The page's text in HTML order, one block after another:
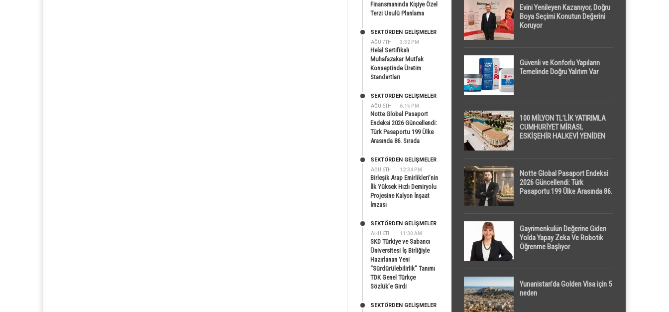
Finansmanında Kişiye Özel
Terzi Usulü Planlama
AĞU 7TH 3:32 PM
SEKTÖRDEN GELIŞMELER
Helal Sertifikalı
Muhafazakar Mutfak
Konseptinde Üretim
Standartları
AĞU 6TH 6:15 PM
SEKTÖRDEN GELIŞMELER
Notte Global Pasaport
Endeksi 2026 Güncellendi:
Türk Pasaportu 199 Ülke
Arasında 86. Sırada
AĞU 6TH 12:34 PM
SEKTÖRDEN GELIŞMELER
Birleşik Arap Emirlikleri’nin
İlk Yüksek Hızlı Demiryolu
Projesine Kalyon İnşaat
İmzası
AĞU 6TH 11:30 AM
SEKTÖRDEN GELIŞMELER
SKD Türkiye ve Sabancı
Üniversitesi İş Birliğiyle
Hazırlanan Yeni
“Sürdürülebilirlik” Tanımı
TDK Genel Türkçe
Sözlük’e Girdi
SEKTÖRDEN GELIŞMELER
Evini Yenileyen Kazanıyor, Doğru
Boya Seçimi Konutun Değerini
Koruyor
Güvenli ve Konforlu Yapıların
Temelinde Doğru Yalıtım Var
100 MİLYON TL’LİK YATIRIMLA
CUMHURİYET MİRASI,
ESKİŞEHİR HALKEVİ YENİDEN
Notte Global Pasaport Endeksi
2026 Güncellendi: Türk
Pasaportu 199 Ülke Arasında 86.
Gayrimenkulün Değerine Giden
Yolda Yapay Zeka Ve Robotik
Öğrenme Başlıyor
Yunanistan’da Golden Visa için 5
neden